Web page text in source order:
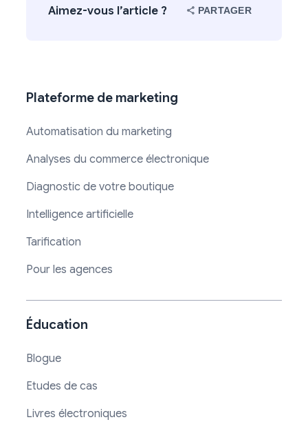
Aimez-vous l’article ? PARTAGER
Plateforme de marketing
Automatisation du marketing
Analyses du commerce électronique
Diagnostic de votre boutique
Intelligence artificielle
Tarification
Pour les agences
Éducation
Blogue
Etudes de cas
Livres électroniques